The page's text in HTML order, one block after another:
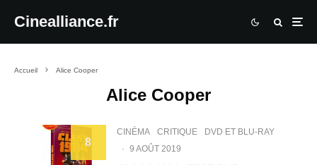
Cinealliance.fr
Accueil Alice Cooper
Alice Cooper
8
CINÉMA CRITIQUE
DVD ET BLU-RAY
· 9 AOÛT 2019